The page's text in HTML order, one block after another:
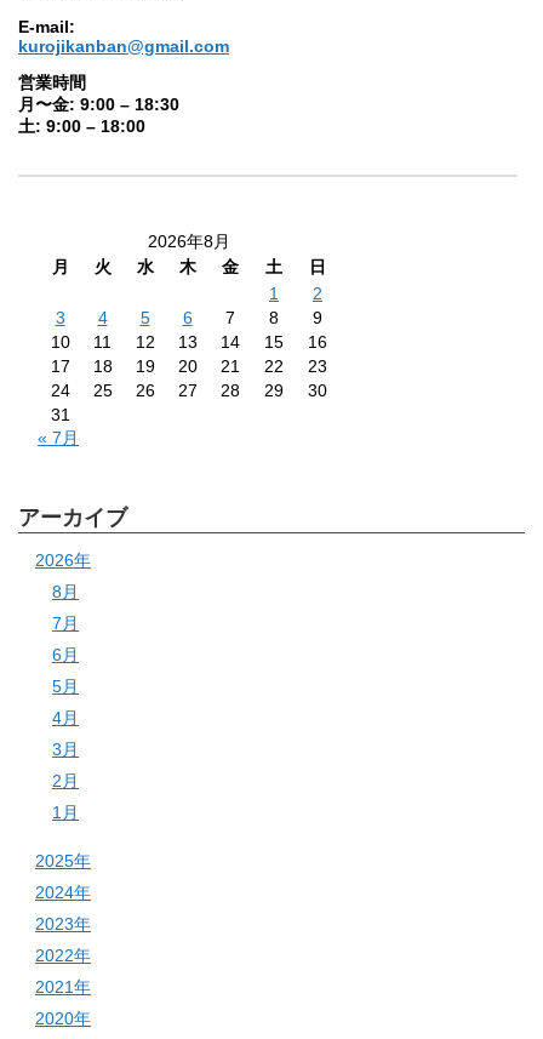
E-mail:
kurojikanban@gmail.com
営業時間
月〜金: 9:00 – 18:30
土: 9:00 – 18:00
2026年8月
月
火 水 木 金 土
日
1
2
3
4 5 6 7 8
9
10
11 12 13 14 15
16
17
18 19 20 21 22
23
24
25 26 27 28 29
30
31
« 7月
アーカイブ
2026年
8月
7月
6月
5月
4月
3月
2月
1月
2025年
2024年
2023年
2022年
2021年
2020年